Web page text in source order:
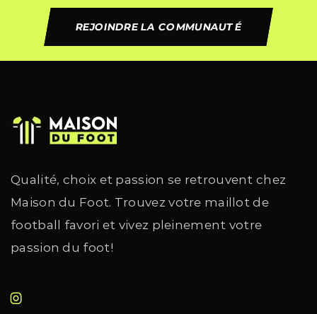
REJOINDRE LA COMMUNAUTÉ
Qualité, choix et passion se retrouvent chez
Maison du Foot. Trouvez votre maillot de
football favori et vivez pleinement votre
passion du foot!